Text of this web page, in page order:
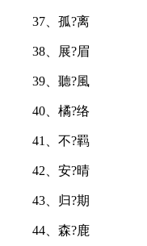
37、孤?离
38、展?眉
39、聽?風
40、橘?络
41、不?羁
42、安?晴
43、归?期
44、森?鹿